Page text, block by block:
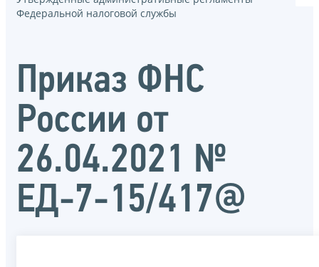
Федеральной налоговой службы
Приказ ФНС
России от
26.04.2021 №
ЕД-7-15/417@